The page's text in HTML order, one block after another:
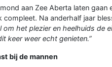
aan Zee Aberta laten
Na anderhalf jaar
om het plezier en heelhuids de
keer weer echt genieten.”
bij de mannen